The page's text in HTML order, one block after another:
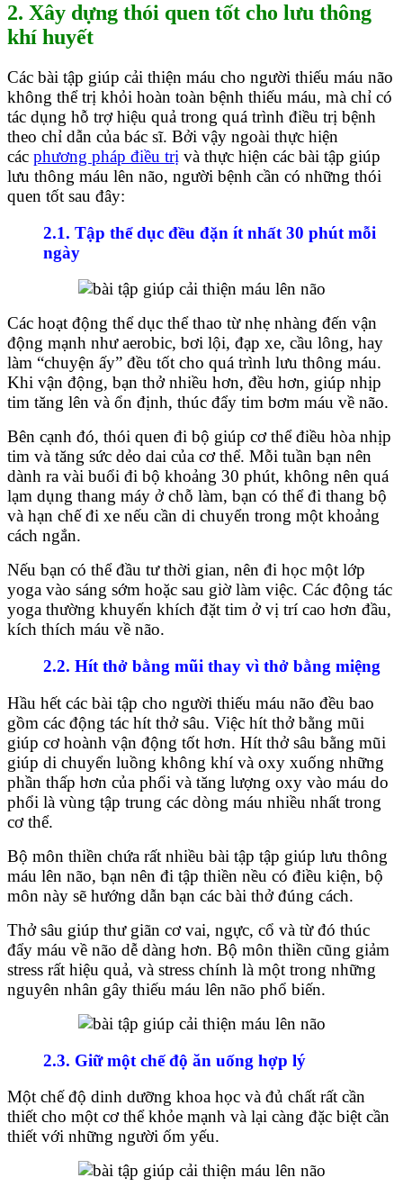
2. Xây dựng thói quen tốt cho lưu thông
khí huyết
Các bài tập giúp cải thiện máu cho người thiếu máu não
không thể trị khỏi hoàn toàn bệnh thiếu máu, mà chỉ có
tác dụng hỗ trợ hiệu quả trong quá trình điều trị bệnh
theo chỉ dẫn của bác sĩ. Bởi vậy ngoài thực hiện
các phương pháp điều trị và thực hiện các bài tập giúp
lưu thông máu lên não, người bệnh cần có những thói
quen tốt sau đây:
2.1. Tập thể dục đều đặn ít nhất 30 phút mỗi
ngày
Các hoạt động thể dục thể thao từ nhẹ nhàng đến vận
động mạnh như aerobic, bơi lội, đạp xe, cầu lông, hay
làm “chuyện ấy” đều tốt cho quá trình lưu thông máu.
Khi vận động, bạn thở nhiều hơn, đều hơn, giúp nhịp
tim tăng lên và ổn định, thúc đẩy tim bơm máu về não.
Bên cạnh đó, thói quen đi bộ giúp cơ thể điều hòa nhịp
tim và tăng sức dẻo dai của cơ thể. Mỗi tuần bạn nên
dành ra vài buổi đi bộ khoảng 30 phút, không nên quá
lạm dụng thang máy ở chỗ làm, bạn có thể đi thang bộ
và hạn chế đi xe nếu cần di chuyển trong một khoảng
cách ngắn.
Nếu bạn có thể đầu tư thời gian, nên đi học một lớp
yoga vào sáng sớm hoặc sau giờ làm việc. Các động tác
yoga thường khuyến khích đặt tim ở vị trí cao hơn đầu,
kích thích máu về não.
2.2. Hít thở bằng mũi thay vì thở bằng miệng
Hầu hết các bài tập cho người thiếu máu não đều bao
gồm các động tác hít thở sâu. Việc hít thở bằng mũi
giúp cơ hoành vận động tốt hơn. Hít thở sâu bằng mũi
giúp di chuyển luồng không khí và oxy xuống những
phần thấp hơn của phổi và tăng lượng oxy vào máu do
phổi là vùng tập trung các dòng máu nhiều nhất trong
cơ thể.
Bộ môn thiền chứa rất nhiều bài tập tập giúp lưu thông
máu lên não, bạn nên đi tập thiền nều có điều kiện, bộ
môn này sẽ hướng dẫn bạn các bài thở đúng cách.
Thở sâu giúp thư giãn cơ vai, ngực, cổ và từ đó thúc
đẩy máu về não dễ dàng hơn. Bộ môn thiền cũng giảm
stress rất hiệu quả, và stress chính là một trong những
nguyên nhân gây thiếu máu lên não phổ biến.
2.3. Giữ một chế độ ăn uống hợp lý
Một chế độ dinh dưỡng khoa học và đủ chất rất cần
thiết cho một cơ thể khỏe mạnh và lại càng đặc biệt cần
thiết với những người ốm yếu.